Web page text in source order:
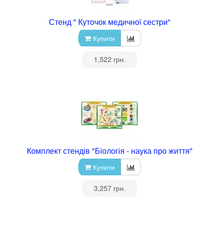
Стенд " Куточок медичної сестри"
Купити
1,522 грн.
Комплект стендів "Біологія - наука про життя"
Купити
3,257 грн.